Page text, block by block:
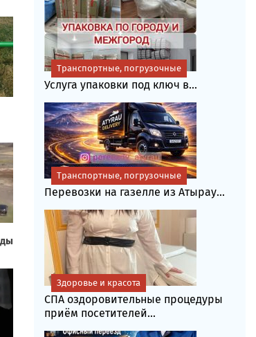
Услуга упаковки под ключ в...
Транспортные, погрузочные
Перевозки на газелле из Атырау...
Транспортные, погрузочные
СПА оздоровительные процедуры
приём посетителей...
Здоровье и красота